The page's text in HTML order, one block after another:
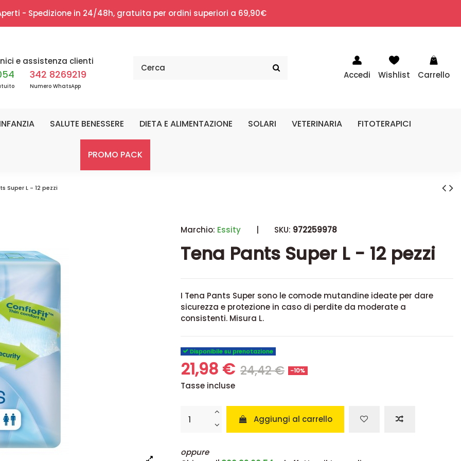
- Spedizione in 24/48h, gratuita per ordini superiori a 69,90€
e assistenza clienti
342 8269219
Numero WhatsApp
Accedi Wishlist Carrello
SALUTE BENESSERE DIETA E ALIMENTAZIONE SOLARI VETERINARIA FITOTERAPICI
PROMO PACK
Super L - 12 pezzi
Marchio: Essity | SKU: 972259978
Tena Pants Super L - 12 pezzi
I Tena Pants Super sono le comode mutandine ideate per dare
sicurezza e protezione in caso di perdite da moderate a
consistenti. Misura L.
Disponibile su prenotazione
21,98 € 24,42 € -10%
Tasse incluse
Aggiungi al carrello
oppure